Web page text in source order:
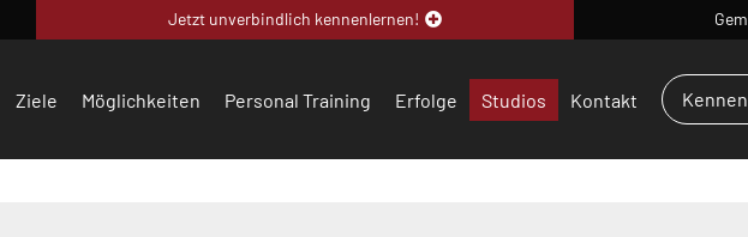
Jetzt unverbindlich kennenlernen!
Ziele Möglichkeiten Personal Training Erfolge Studios Kontakt